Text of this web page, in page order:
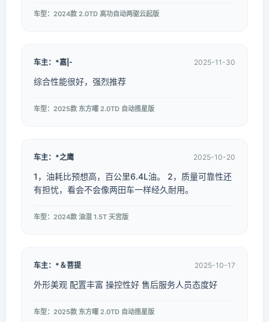
车型：2024款 2.0TD 高功自动两驱云起版
车主：*嘉|- 2025-11-30
综合性能很好，强烈推荐
车型：2025款 东方曜 2.0TD 自动揽星版
车主：*之鹰 2025-10-20
1，油耗比预想高，百公里6.4L油。 2，质量可靠性还
有担忧，看会不会像两田车一样经久耐用。
车型：2024款 油混 1.5T 天宫版
车主：*＆菩提 2025-10-17
外形美观 配置丰富 操控性好 售后服务人员态度好
车型：2025款 东方曜 2.0TD 自动揽星版